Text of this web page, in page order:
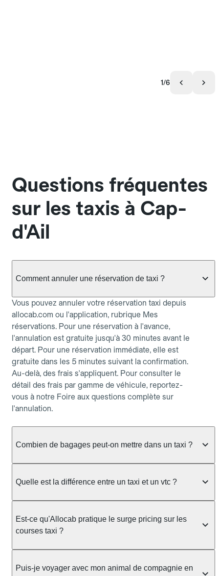
1/6
Questions fréquentes
sur les taxis à Cap-
d'Ail
Comment annuler une réservation de taxi ?
Vous pouvez annuler votre réservation taxi depuis
allocab.com ou l'application, rubrique Mes
réservations. Pour une réservation à l'avance,
l'annulation est gratuite jusqu'à 30 minutes avant le
départ. Pour une réservation immédiate, elle est
gratuite dans les 5 minutes suivant la confirmation.
Au-delà, des frais s'appliquent. Pour consulter le
détail des frais par gamme de véhicule, reportez-
vous à notre Foire aux questions complète sur
l'annulation.
Combien de bagages peut-on mettre dans un taxi ?
taxi berline accueille en général jusqu'à 3 bagages
ou nombreux, précisez-le dans le champ "Message
au chauffeur" lors de la réservation. Le prix n'est
pas impacté par le nombre de bagages.
Quelle est la différence entre un taxi et un vtc ?
prendre en charge directement dans la rue, à une
station ou sur réservation, avec un tarif au
réservation et propose un prix fixe annoncé à
l'avance. Chez Allocab, réservez facilement votre
Est-ce qu'Allocab pratique le surge pricing sur les
courses taxi ?
réglementation préfectorale et suit un barème
Puis-je voyager avec mon animal de compagnie en